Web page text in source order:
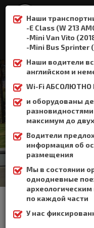
Наши
-E Class (W 213
-Mini Van Vito
-Mini Bus Sprinter
Наши водители
английском и
Wi-Fi АБСОЛЮТНО
и оборудованы
максимум до
Водители
информация об
размещения
Мы в состоянии
однодневные
по каждой части
У нас
+306932337015
Платаньяс находится в
11 км к западу от Ханьи.
Платаньяс является
туристических курортов